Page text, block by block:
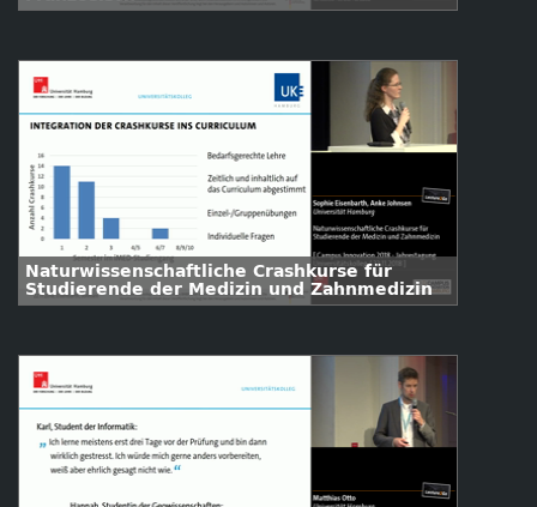
Naturwissenschaftliche Crashkurse für
Studierende der Medizin und Zahnmedizin